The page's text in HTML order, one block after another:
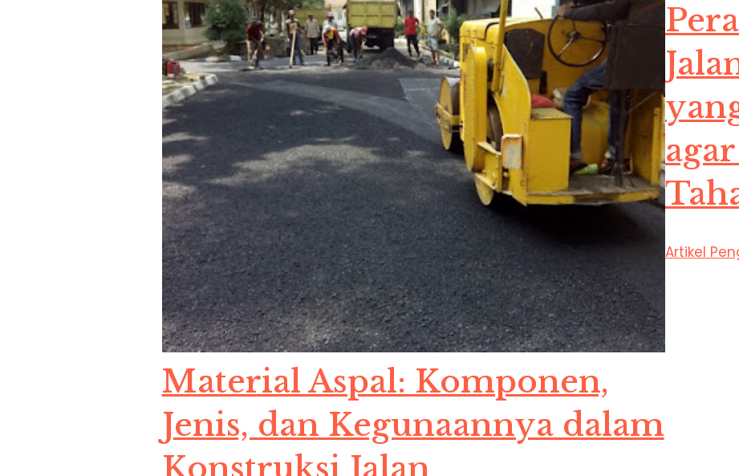
Material Aspal: Komponen,
Jenis, dan Kegunaannya dalam
Artikel